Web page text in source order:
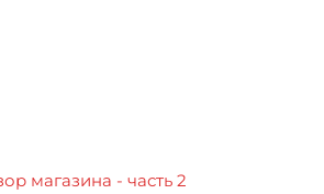
магазина - часть 2